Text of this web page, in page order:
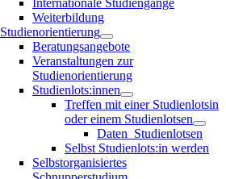
Weiterbildung
Studienorientierung
Beratungsangebote
Veranstaltungen zur
Studienorientierung
Studienlots:innen
Treffen mit einer Studienlotsin
oder einem Studienlotsen
Daten_Studienlotsen
Selbst Studienlots:in werden
Selbstorganisiertes